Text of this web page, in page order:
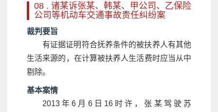
08 . 诸某诉张某、韩某、甲公司、乙保险
公司等机动车交通事故责任纠纷案
裁判要旨
有证据证明符合抚养条件的被扶养人有其他
生活来源的，在计算被扶养人生活费时应当从中
剔除。
基本案情
2013年6月6日16时许，张某驾驶苏